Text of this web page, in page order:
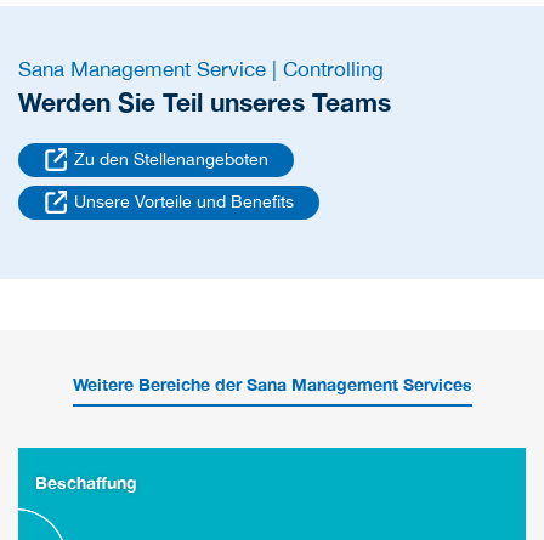
Sana Management Service | Controlling
Werden Sie Teil unseres Teams
Zu den Stellenangeboten
Unsere Vorteile und Benefits
Weitere Bereiche der Sana Management Services
Beschaffung